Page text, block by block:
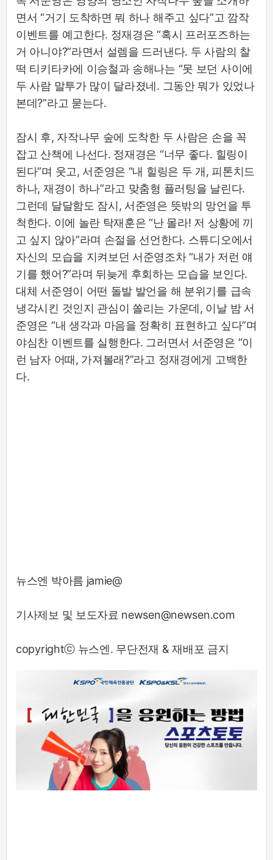
면서 “거기 도착하면 뭐 하나 해주고 싶다”고 깜작
이벤트를 예고한다. 정재경은 “혹시 프러포즈하는
거 아니야?”라면서 설렘을 드러낸다. 두 사람의 찰
떡 티키타카에 이승철과 송해나는 “못 보던 사이에
두 사람 말투가 많이 달라졌네. 그동안 뭐가 있었나
본데?”라고 묻는다.
잠시 후, 자작나무 숲에 도착한 두 사람은 손을 꼭
잡고 산책에 나선다. 정재경은 “너무 좋다. 힐링이
된다”며 웃고, 서준영은 “내 힐링은 두 개, 피톤치드
하나, 재경이 하나”라고 맞춤형 플러팅을 날린다.
그런데 달달함도 잠시, 서준영은 뜻밖의 망언을 투
척한다. 이에 놀란 탁재훈은 “난 몰라! 저 상황에 끼
고 싶지 않아”라며 손절을 선언한다. 스튜디오에서
자신의 모습을 지켜보던 서준영조차 “내가 저런 얘
기를 했어?”라며 뒤늦게 후회하는 모습을 보인다.
대체 서준영이 어떤 돌발 발언을 해 분위기를 급속
냉각시킨 것인지 관심이 쏠리는 가운데, 이날 밤 서
준영은 “내 생각과 마음을 정확히 표현하고 싶다”며
야심찬 이벤트를 실행한다. 그러면서 서준영은 “이
런 남자 어때, 가져볼래?”라고 정재경에게 고백한
다.
뉴스엔 박아름 jamie@
기사제보 및 보도자료 newsen@newsen.com
copyrightⓒ 뉴스엔. 무단전재 & 재배포 금지